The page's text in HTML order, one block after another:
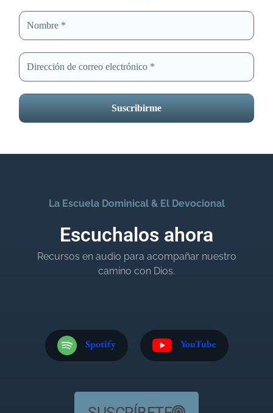
La Escuela Dominical & El Devocional
Escuchalos ahora
Recursos en audio para acompañar nuestro
camino con Dios.
Spotify YouTube